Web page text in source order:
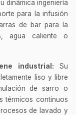
dinámica ingeniería
para la infusión
de bar para la
agua caliente o
industrial: Su
liso y libre
de sarro o
térmicos continuos
de lavado y